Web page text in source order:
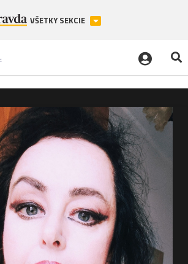
VŠETKY SEKCIE